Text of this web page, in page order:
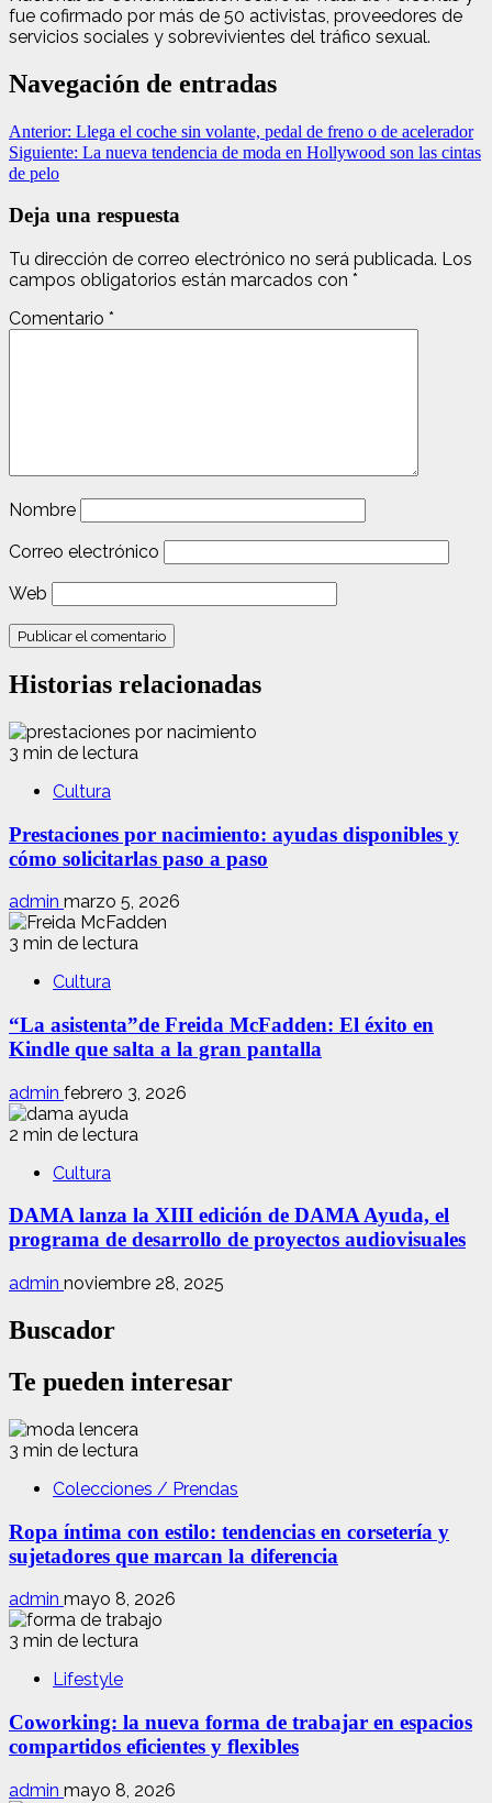
fue cofirmado por más de 50 activistas, proveedores de
servicios sociales y sobrevivientes del tráfico sexual.
Navegación de entradas
Anterior: Llega el coche sin volante, pedal de freno o de acelerador
Siguiente: La nueva tendencia de moda en Hollywood son las cintas
de pelo
Deja una respuesta
Tu dirección de correo electrónico no será publicada. Los
campos obligatorios están marcados con *
Comentario *
Nombre
Correo electrónico
Web
Historias relacionadas
3 min de lectura
Cultura
Prestaciones por nacimiento: ayudas disponibles y
cómo solicitarlas paso a paso
admin marzo 5, 2026
3 min de lectura
Cultura
“La asistenta”de Freida McFadden: El éxito en
Kindle que salta a la gran pantalla
admin febrero 3, 2026
2 min de lectura
Cultura
DAMA lanza la XIII edición de DAMA Ayuda, el
programa de desarrollo de proyectos audiovisuales
admin noviembre 28, 2025
Buscador
Te pueden interesar
3 min de lectura
Colecciones / Prendas
Ropa íntima con estilo: tendencias en corsetería y
sujetadores que marcan la diferencia
admin mayo 8, 2026
3 min de lectura
Lifestyle
Coworking: la nueva forma de trabajar en espacios
compartidos eficientes y flexibles
admin mayo 8, 2026